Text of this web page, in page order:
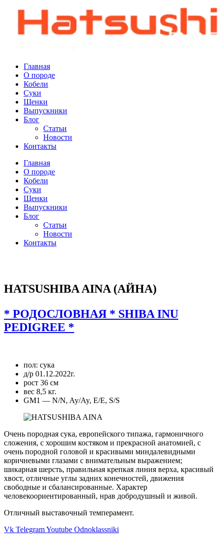
Главная
О породе
Кобели
Суки
Щенки
Выпускники
Блог
Статьи
Новости
Контакты
Главная
О породе
Кобели
Суки
Щенки
Выпускники
Блог
Статьи
Новости
Контакты
HATSUSHIBA AINA (АЙНА)
* РОДОСЛОВНАЯ * SHIBA INU
PEDIGREE *
пол: сука
д/р 01.12.2022г.
рост 36 см
вес 8,5 кг.
GM1 — N/N, Ay/Ay, E/E, S/S
Очень породная сука, европейского типажа, гармоничного
сложения, с хорошим костяком и прекрасной анатомией, с
очень породной головой и красивыми миндалевидными
коричневыми глазами с внимательным выражением;
шикарная шерсть, правильная крепкая линия верха, красивый
хвост, отличные углы задних конечностей, движения
свободные и сбалансированные. Характер
человекоориентированный, нрав добродушный и живой.
Отличный выставочный темперамент.
Vk TelegramYoutube Odnoklassniki